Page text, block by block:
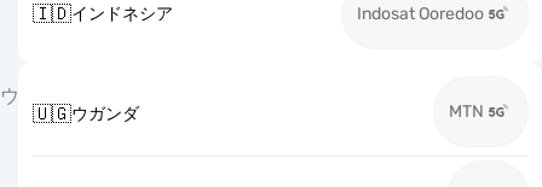
🇮🇩インドネシア Indosat Ooredoo
ウ
🇺🇬ウガンダ MTN